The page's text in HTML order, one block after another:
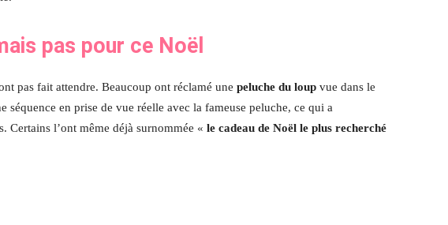
pas pour ce Noël
pas fait attendre. Beaucoup ont réclamé une peluche du loup vue dans le
séquence en prise de vue réelle avec la fameuse peluche, ce qui a
Certains l’ont même déjà surnommée « le cadeau de Noël le plus recherché